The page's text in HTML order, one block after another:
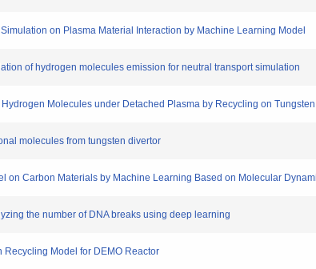
on Plasma Material Interaction by Machine Learning Model
of hydrogen molecules emission for neutral transport simulation
Molecules under Detached Plasma by Recycling on Tungsten
molecules from tungsten divertor
on Carbon Materials by Machine Learning Based on Molecular
the number of DNA breaks using deep learning
Recycling Model for DEMO Reactor